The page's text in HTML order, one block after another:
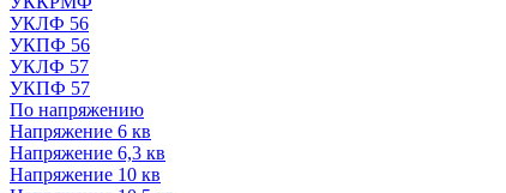
УКЛФ 56
УКПФ 56
УКЛФ 57
УКПФ 57
По напряжению
Напряжение 6 кв
Напряжение 6,3 кв
Напряжение 10 кв